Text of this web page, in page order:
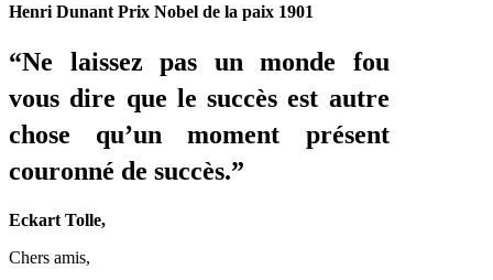
Henri Dunant Prix Nobel de la paix 1901
“Ne laissez pas un monde fou
vous dire que le succès est autre
chose qu’un moment présent
couronné de succès.”
Eckart Tolle,
Chers amis,